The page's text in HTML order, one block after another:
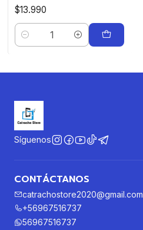
$13.990
Cantidad
Síguenos
CONTÁCTANOS
catrachostore2020@gmail.com
+56967516737
56967516737